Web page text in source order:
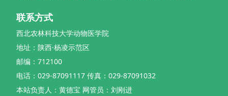
联系方式
西北农林科技大学动物医学院
地址：陕西·杨凌示范区
邮编：712100
电话：029-87091117 传真：029-87091032
本站负责人：黄德宝 网管员：刘刚进